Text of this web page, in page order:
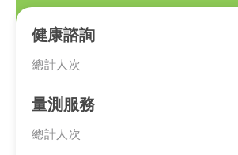
健康諮詢
總計人次
量測服務
總計人次